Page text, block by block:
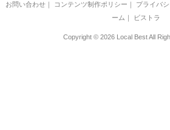
お問い合わせ｜ コンテンツ制作ポリシー プライバ
ーム
ビストラ
Copyright © 2026 Local Best All